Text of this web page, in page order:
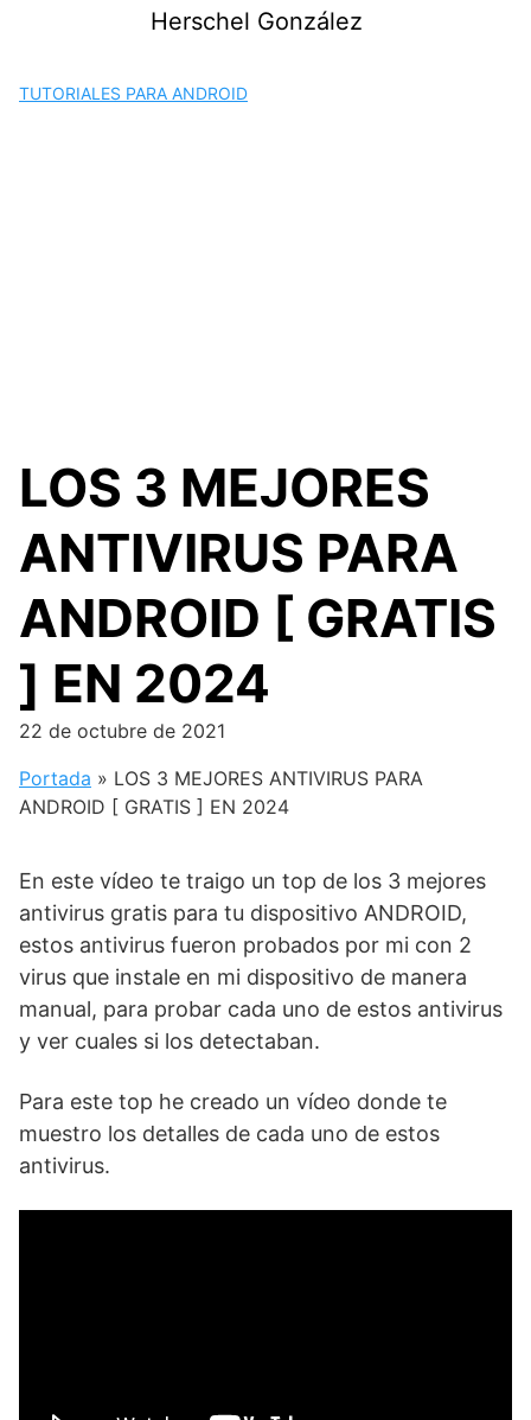
Herschel González
TUTORIALES PARA ANDROID
LOS 3 MEJORES
ANTIVIRUS PARA
ANDROID [ GRATIS
] EN 2024
22 de octubre de 2021
Portada » LOS 3 MEJORES ANTIVIRUS PARA
ANDROID [ GRATIS ] EN 2024
En este vídeo te traigo un top de los 3 mejores
antivirus gratis para tu dispositivo ANDROID,
estos antivirus fueron probados por mi con 2
virus que instale en mi dispositivo de manera
manual, para probar cada uno de estos antivirus
y ver cuales si los detectaban.
Para este top he creado un vídeo donde te
muestro los detalles de cada uno de estos
antivirus.